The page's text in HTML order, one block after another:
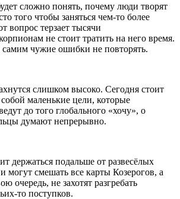
сложно понять, почему люди творят
того чтобы заняться чем-то более
вопрос терзает тысячи
не стоит тратить на него время.
чужие ошибки не повторять.
слишком высоко. Сегодня стоит
собой маленькие цели, которые
до того глобального «хочу», о
думают непрерывно.
держаться подальше от развесёлых
могут смешать все карты Козерогов, а
очередь, не захотят разгребать
то поступков.